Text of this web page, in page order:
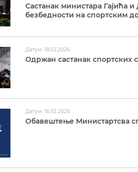
Састанак министара Гајића
безбедности на спортским
Датум: 18.02.2026
Одржан састанак спортских
Датум: 16.02.2026
Обавештење Министартсва